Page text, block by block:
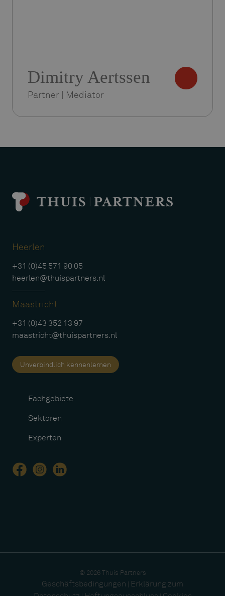
Dimitry Aertssen
Partner | Mediator
Heerlen
+31 (0)45 571 90 05
heerlen@thuispartners.nl
Maastricht
+31 (0)43 352 13 97
maastricht@thuispartners.nl
Unverbindlich kennenlernen
Fachgebiete
Sektoren
Experten
© 2026 Thuis Partners
Geschäftsbedingungen | Erklärung zum